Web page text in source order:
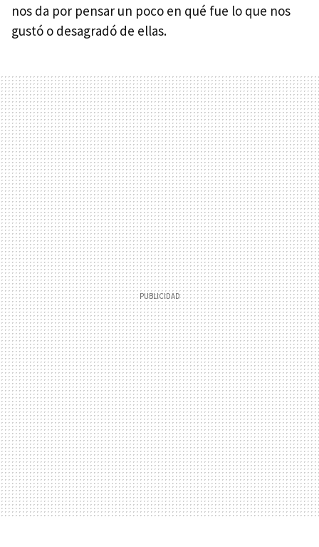
nos da por pensar un poco en qué fue lo que nos
gustó o desagradó de ellas.